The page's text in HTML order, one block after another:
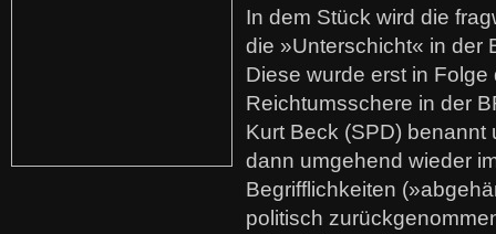
In dem Stück wird die
die »Unterschicht« in der
Diese wurde erst in
Reichtumsschere in der
Kurt Beck (SPD)
dann umgehend wieder
Begrifflichkeiten
politisch